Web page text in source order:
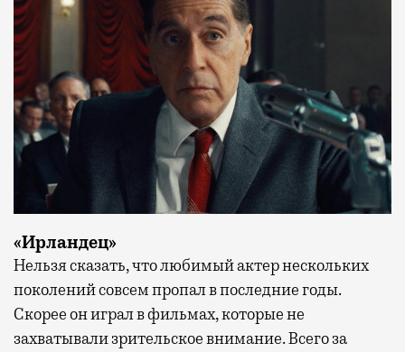
«Ирландец»
Нельзя сказать, что любимый актер нескольких
поколений совсем пропал в последние годы.
Скорее он играл в фильмах, которые не
захватывали зрительское внимание. Всего за